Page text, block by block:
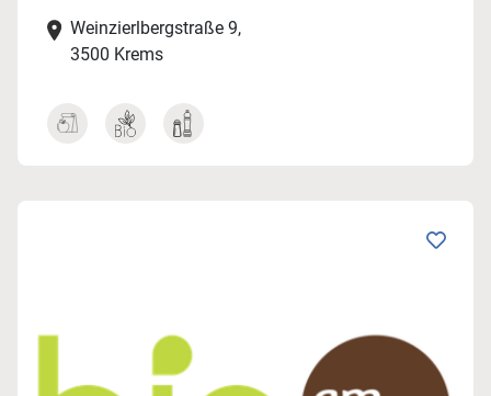
Weinzierlbergstraße 9,
3500 Krems